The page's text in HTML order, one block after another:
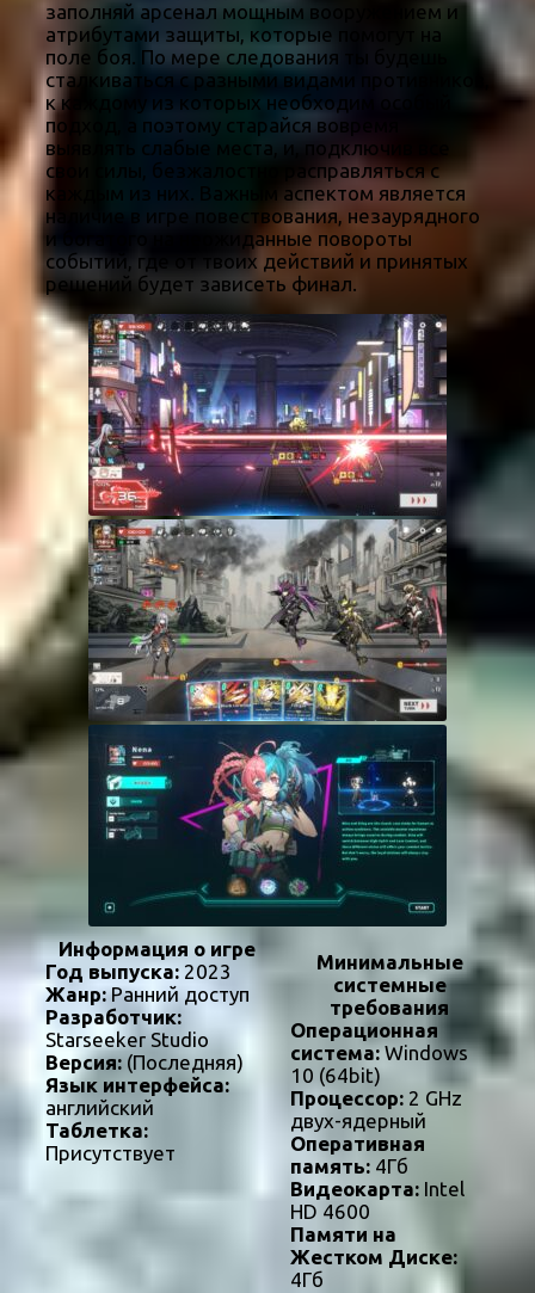
заполняй арсенал мощным вооружением и
атрибутами защиты, которые помогут на
поле боя. По мере следования ты будешь
сталкиваться с разными видами противников,
к каждому из которых необходим особый
подход, а поэтому старайся вовремя
выявлять слабые места, и, подключив все
свои силы, безжалостно расправляться с
каждым из них. Важным аспектом является
наличие в игре повествования, незаурядного
и богатого на неожиданные повороты
событий, где от твоих действий и принятых
решений будет зависеть финал.
Информация о игре
Год выпуска: 2023
Жанр:Ранний доступ
Разработчик:
Starseeker Studio
Версия: (Последняя)
Язык интерфейса:
английский
Таблетка:
Присутствует
Минимальные
системные
требования
Операционная
система:Windows
10 (64bit)
Процессор:2 GHz
двух-ядерный
Оперативная
память:4Гб
Видеокарта:Intel
HD 4600
Памяти на
Жестком Диске:
4Гб